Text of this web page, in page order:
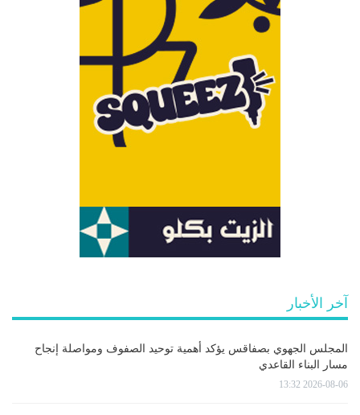
آخر الأخبار
المجلس الجهوي بصفاقس يؤكد أهمية توحيد الصفوف ومواصلة إنجاح
مسار البناء القاعدي
2026-08-06 13:32